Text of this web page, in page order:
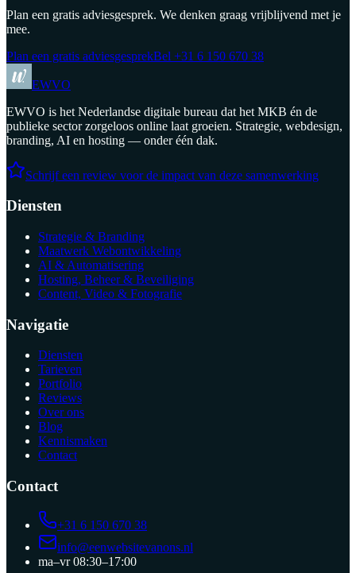
Plan een gratis adviesgesprek. We denken graag vrijblijvend met je
mee.
Plan een gratis adviesgesprekBel +31 6 150 670 38
EWVO
EWVO is het Nederlandse digitale bureau dat het MKB én de
publieke sector zorgeloos online laat groeien. Strategie, webdesign,
branding, AI en hosting — onder één dak.
Schrijf een review voor de impact van deze samenwerking
Diensten
Strategie & Branding
Maatwerk Webontwikkeling
AI & Automatisering
Hosting, Beheer & Beveiliging
Content, Video & Fotografie
Navigatie
Diensten
Tarieven
Portfolio
Reviews
Over ons
Blog
Kennismaken
Contact
Contact
+31 6 150 670 38
info@eenwebsitevanons.nl
ma–vr 08:30–17:00